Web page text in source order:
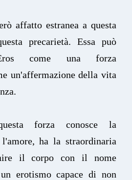
affatto estranea a questa
precarietà. Essa può
come una forza
un'affermazione della vita
forza conosce la
l'amore, ha la straordinaria
il corpo con il nome
erotismo capace di non